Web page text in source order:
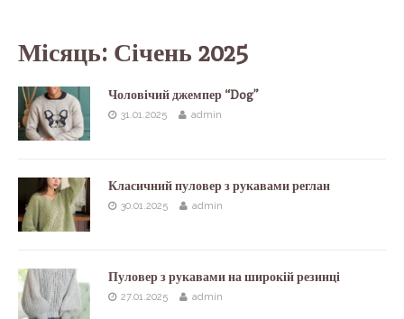
Місяць: Січень 2025
Чоловічий джемпер “Dog”
31.01.2025 admin
Класичний пуловер з рукавами реглан
30.01.2025 admin
Пуловер з рукавами на широкій резинці
27.01.2025 admin